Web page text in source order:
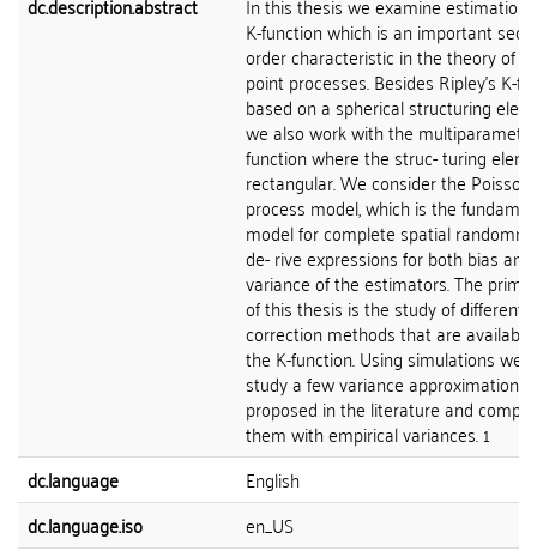
K-function which is an important
order characteristic in the theory of
point processes. Besides Ripley's K-
based on a spherical structuring
we also work with the
function where the struc- turing
rectangular. We consider the
process model, which is the
model for complete spatial
de- rive expressions for both bias and
variance of the estimators. The
of this thesis is the study of different
correction methods that are
the K-function. Using simulations we
study a few variance approximations
proposed in the literature and
them with empirical variances. 1
dc.language
English
dc.language.iso
en_US